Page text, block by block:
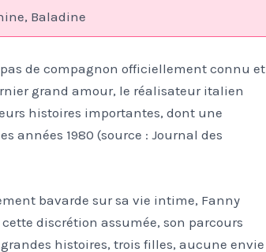
Baladine
de compagnon officiellement connu et
grand amour, le réalisateur italien
histoires importantes, dont une
années 1980 (source : Journal des
bavarde sur sa vie intime, Fanny
discrétion assumée, son parcours
histoires, trois filles, aucune envie